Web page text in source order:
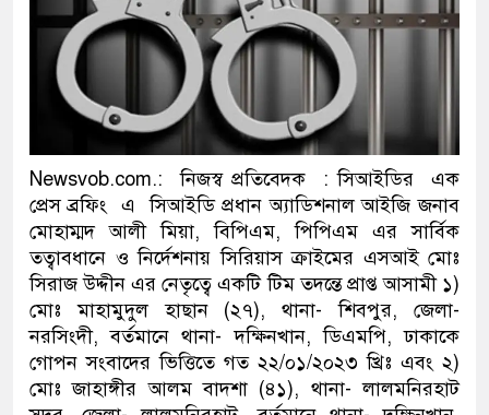
২৮ লাখ টাকার জাল নোটসহ
যেকোনো সময় বেনজীরের
নেতৃত্ব ও গণতন্ত্রের মূর্তমান প্রতীক
যে ভাবে ডেভিড ইমনের কাছে
‘আজহার খান’
অবৈধ বিদেশি পিস্তল, ম্যাগাজিন
জড়িত কিশোর গ্যাংয়ের চার শিশু আটক
ডাকাতির প্রস্তুতিকালে দুইজনকে
Newsvob.com.: নিজস্ব প্রতিবেদক : সিআইডির এক
প্রেস ব্রফিং এ সিআইডি প্রধান অ্যাডিশনাল আইজি জনাব
মোহাম্মদ আলী মিয়া, বিপিএম, পিপিএম এর সার্বিক
তত্বাবধানে ও নির্দেশনায় সিরিয়াস ক্রাইমের এসআই মোঃ
সিরাজ উদ্দীন এর নেতৃত্বে একটি টিম তদন্তে প্রাপ্ত আসামী ১)
মোঃ মাহামুদুল হাছান (২৭), থানা- শিবপুর, জেলা-
নরসিংদী, বর্তমানে থানা- দক্ষিনখান, ডিএমপি, ঢাকাকে
গোপন সংবাদের ভিত্তিতে গত ২২/০১/২০২৩ খ্রিঃ এবং ২)
মোঃ জাহাঙ্গীর আলম বাদশা (৪১), থানা- লালমনিরহাট